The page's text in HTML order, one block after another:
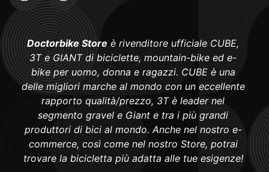
Doctorbike Store è rivenditore ufficiale CUBE,
3T e GIANT di biciclette, mountain-bike ed e-
bike per uomo, donna e ragazzi. CUBE è una
delle migliori marche al mondo con un eccellente
rapporto qualità/prezzo, 3T è leader nel
segmento gravel e Giant e tra i più grandi
produttori di bici al mondo. Anche nel nostro e-
commerce, così come nel nostro Store, potrai
trovare la bicicletta più adatta alle tue esigenze!